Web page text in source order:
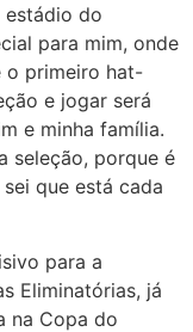
estádio do
para mim, onde
o primeiro hat-
e jogar será
e minha família.
seleção, porque é
que está cada
para a
Eliminatórias, já
na Copa do